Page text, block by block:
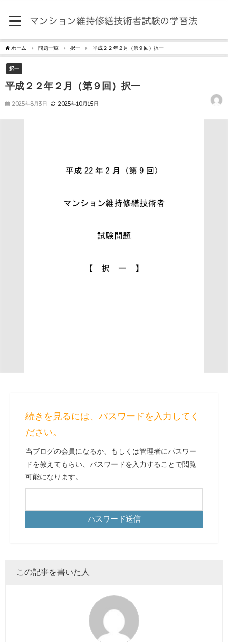
ホーム 問題一覧 択一 平成２２年２月（第９回）択一
択一
平成２２年２月（第９回）択一
2025年8月3日 2025年10月15日
続きを見るには、パスワードを入力してく
ださい。
当ブログの会員になるか、もしくは管理者にパスワー
ドを教えてもらい、パスワードを入力することで閲覧
可能になります。
この記事を書いた人